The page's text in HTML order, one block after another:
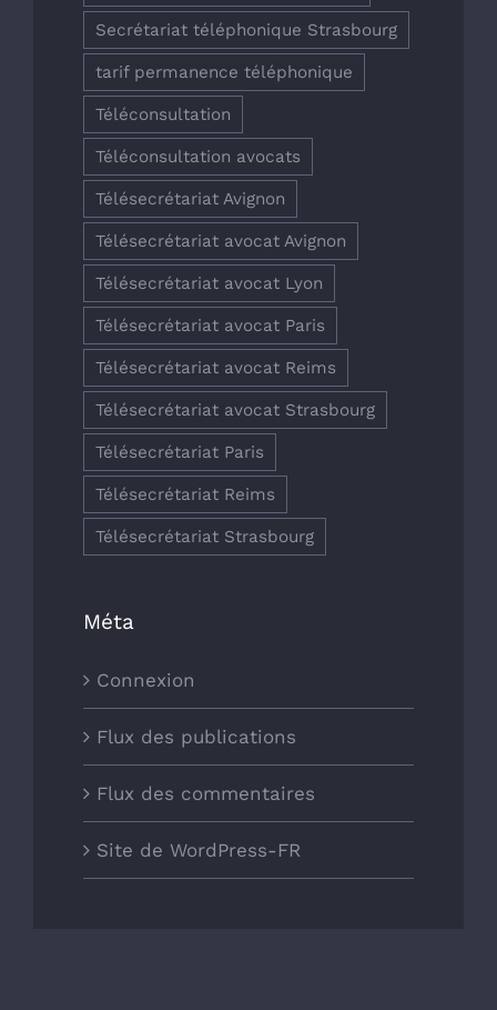
Secrétariat téléphonique Strasbourg
tarif permanence téléphonique
Téléconsultation
Téléconsultation avocats
Télésecrétariat Avignon
Télésecrétariat avocat Avignon
Télésecrétariat avocat Lyon
Télésecrétariat avocat Paris
Télésecrétariat avocat Reims
Télésecrétariat avocat Strasbourg
Télésecrétariat Paris
Télésecrétariat Reims
Télésecrétariat Strasbourg
Méta
Connexion
Flux des publications
Flux des commentaires
Site de WordPress-FR